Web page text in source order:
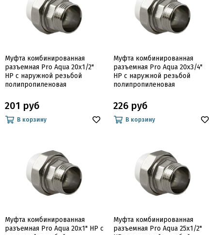
Муфта комбинированная
разъемная Pro Aqua 20х1/2"
НР с наружной резьбой
полипропиленовая
201 руб
В корзину
Муфта комбинированная
разъемная Pro Aqua 20х3/4"
НР с наружной резьбой
полипропиленовая
226 руб
В корзину
Муфта комбинированная
разъемная Pro Aqua 20х1" НР с
Муфта комбинированная
разъемная Pro Aqua 25х1/2"